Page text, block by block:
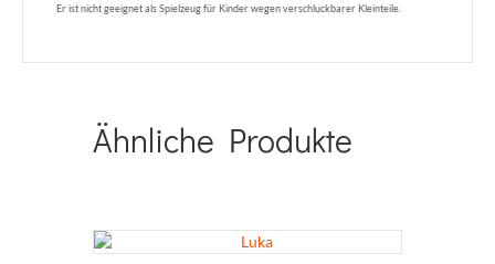
Er ist nicht geeignet als Spielzeug für Kinder wegen verschluckbarer Kleinteile.
Ähnliche Produkte